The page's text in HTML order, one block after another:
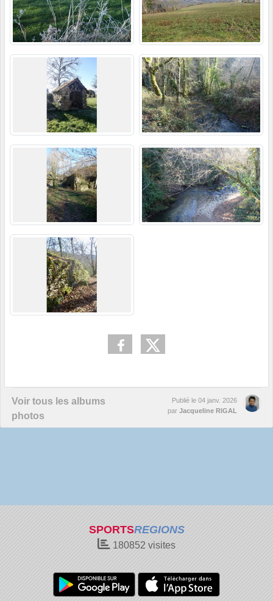
Voir tous les albums
photos
Publié le 04 janv. 2026
par Jacqueline RIGAL
SPORTSREGIONS
180852 visites